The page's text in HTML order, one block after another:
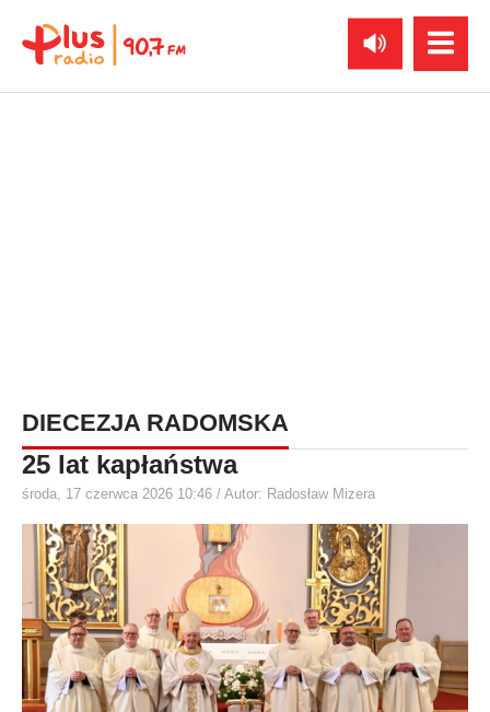
DIECEZJA RADOMSKA
25 lat kapłaństwa
środa, 17 czerwca 2026 10:46 / Autor: Radosław Mizera